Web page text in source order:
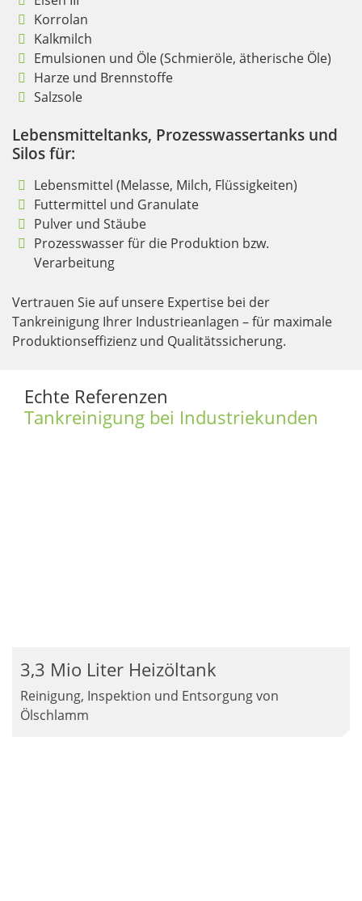
Korrolan
Kalkmilch
Emulsionen und Öle (Schmieröle, ätherische Öle)
Harze und Brennstoffe
Salzsole
Lebensmitteltanks, Prozesswassertanks und
Silos für:
Lebensmittel (Melasse, Milch, Flüssigkeiten)
Futtermittel und Granulate
Pulver und Stäube
Prozesswasser für die Produktion bzw.
Verarbeitung
Vertrauen Sie auf unsere Expertise bei der
Tankreinigung Ihrer Industrieanlagen – für maximale
Produktionseffizienz und Qualitätssicherung.
Echte Referenzen
Tankreinigung bei Industriekunden
3,3 Mio Liter Heizöltank
Reinigung, Inspektion und Entsorgung von
Ölschlamm